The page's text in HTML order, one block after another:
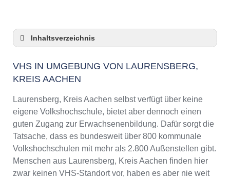
Inhaltsverzeichnis
Aachen
3 Quicktipps
Kreis Aachen finden
Keine VHS in Laurensberg, Kreis Aachen
Online-Kurse: Pro und Contra
Online-Kurse als alternative Angebote zu
VHS-Kursen
Die VHS als Inbegriff der Erwachsenenbildung
VHS IN UMGEBUNG VON LAURENSBERG,
KREIS AACHEN
Laurensberg, Kreis Aachen selbst verfügt über keine
eigene Volkshochschule, bietet aber dennoch einen
guten Zugang zur Erwachsenenbildung. Dafür sorgt die
Tatsache, dass es bundesweit über 800 kommunale
Volkshochschulen mit mehr als 2.800 Außenstellen gibt.
Menschen aus Laurensberg, Kreis Aachen finden hier
zwar keinen VHS-Standort vor, haben es aber nie weit